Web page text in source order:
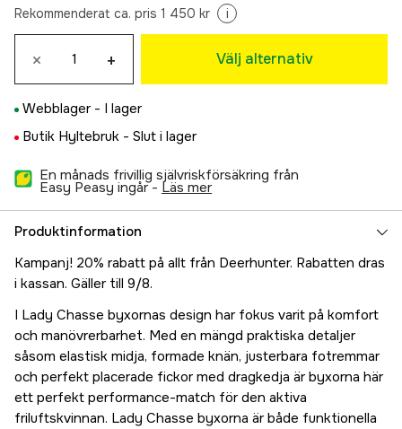
38
1 075 kr
1 075 kr
44
46
1 075 kr
Rekommenderat ca. pris 1 450 kr i
× + Välj alternativ
Webblager - I lager
Butik Hyltebruk - Slut i lager
En månads frivillig självriskförsäkring från
Easy Peasy ingår - läs mer
Produktinformation
Kampanj! 20% rabatt på allt från Deerhunter. Rabatten dras
i kassan. Gäller till 9/8.
I Lady Chasse byxornas design har fokus varit på komfort
och manövrerbarhet. Med en mängd praktiska detaljer
såsom elastisk midja, formade knän, justerbara fotremmar
och perfekt placerade fickor med dragkedja är byxorna här
ett perfekt performance-match för den aktiva
friluftskvinnan. Lady Chasse byxorna är både funktionella